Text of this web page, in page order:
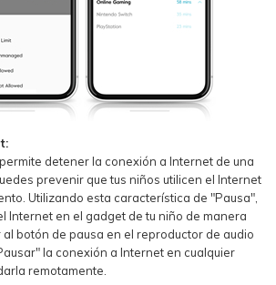
detener la conexión a Internet de una
prevenir que tus niños utilicen el Internet
Utilizando esta característica de "Pausa",
Internet en el gadget de tu niño de manera
al botón de pausa en el reproductor de audio
la conexión a Internet en cualquier
remotamente.